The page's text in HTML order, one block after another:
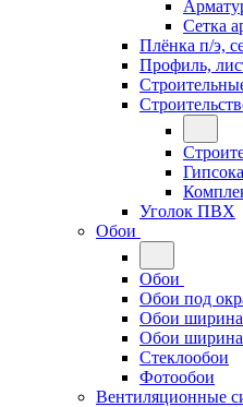
Сетка
Плёнка п/э,
Профиль,
Уголок ПВХ
Обои
Обои
Обои под
Обои
Обои
Стеклообои
Фотообои
Вентиляционные